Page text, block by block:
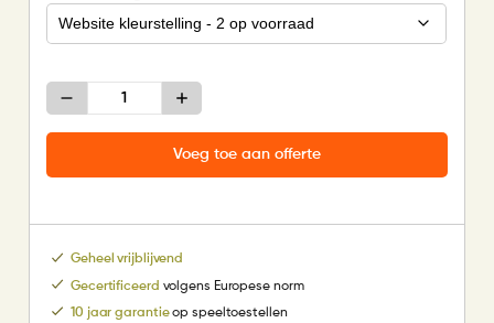
2
Voeg toe aan offerte
Geheel vrijblijvend
Gecertificeerd volgens Europese norm
10 jaar garantieop speeltoestellen